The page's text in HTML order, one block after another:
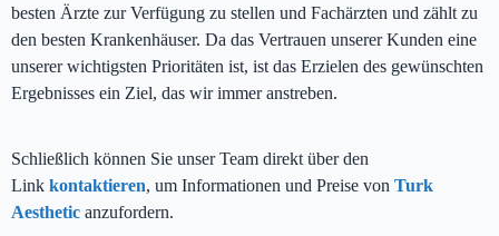
besten Ärzte zur Verfügung zu stellen und Fachärzten und zählt zu
den besten Krankenhäuser. Da das Vertrauen unserer Kunden eine
unserer wichtigsten Prioritäten ist, ist das Erzielen des gewünschten
Ergebnisses ein Ziel, das wir immer anstreben.
Schließlich können Sie unser Team direkt über den
Link kontaktieren, um Informationen und Preise von Turk
Aesthetic anzufordern.